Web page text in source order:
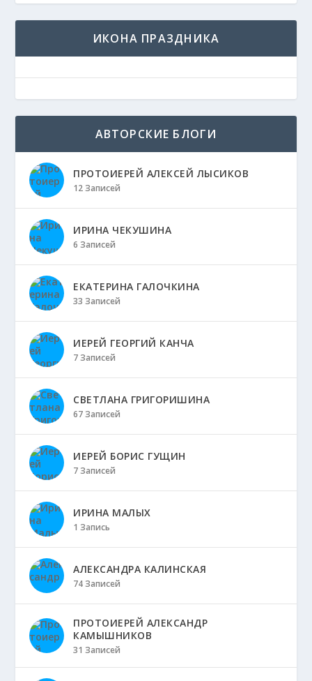
ИКОНА ПРАЗДНИКА
АВТОРСКИЕ БЛОГИ
ПРОТОИЕРЕЙ АЛЕКСЕЙ ЛЫСИКОВ
12 Записей
ИРИНА ЧЕКУШИНА
6 Записей
ЕКАТЕРИНА ГАЛОЧКИНА
33 Записей
ИЕРЕЙ ГЕОРГИЙ КАНЧА
7 Записей
СВЕТЛАНА ГРИГОРИШИНА
67 Записей
ИЕРЕЙ БОРИС ГУЩИН
7 Записей
ИРИНА МАЛЫХ
1 Запись
АЛЕКСАНДРА КАЛИНСКАЯ
74 Записей
ПРОТОИЕРЕЙ АЛЕКСАНДР
КАМЫШНИКОВ
31 Записей